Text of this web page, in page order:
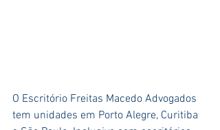
O Escritório Freitas Macedo Advogados
tem unidades em Porto Alegre, Curitiba